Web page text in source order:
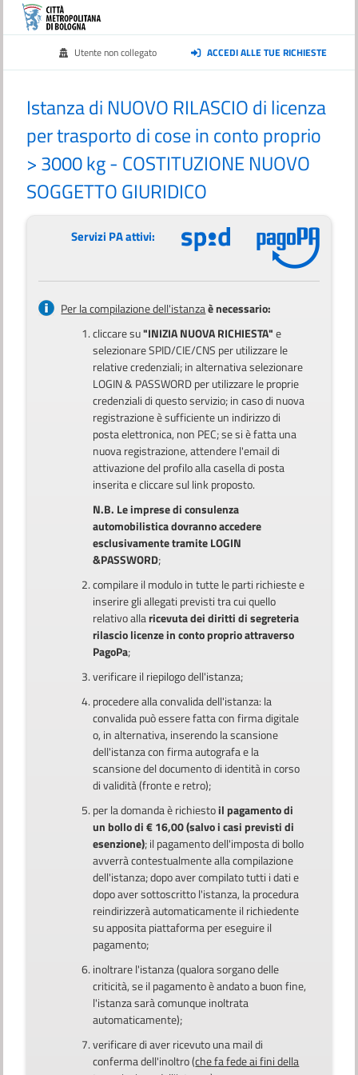
Utente non collegato ACCEDI ALLE TUE RICHIESTE
Istanza di NUOVO RILASCIO di licenza
per trasporto di cose in conto proprio
> 3000 kg - COSTITUZIONE NUOVO
SOGGETTO GIURIDICO
Servizi PA attivi:
Per la compilazione dell'istanzaè necessario:
cliccare su"INIZIA NUOVA RICHIESTA"e
selezionare SPID/CIE/CNS per utilizzare le
relative credenziali; in alternativa selezionare
LOGIN & PASSWORD per utilizzare le proprie
credenziali di questo servizio; in caso di nuova
registrazione è sufficiente un indirizzo di
posta elettronica, non PEC; se si è fatta una
nuova registrazione, attendere l'email di
attivazione del profilo alla casella di posta
inserita e cliccare sul link proposto.
N.B. Le imprese di consulenza
automobilistica dovranno accedere
esclusivamente tramite LOGIN
&PASSWORD;
compilare il modulo in tutte le parti richieste e
inserire gli allegati previsti tra cui quello
relativo allaricevuta dei diritti di segreteria
rilascio licenze in conto proprio attraverso
PagoPa;
verificare il riepilogo dell'istanza;
procedere alla convalida dell'istanza: la
convalida può essere fatta con firma digitale
o, in alternativa, inserendo la scansione
dell'istanza con firma autografa e la
scansione del documento di identità in corso
di validità (fronte e retro);
per la domanda è richiestoil pagamento di
un bollo di € 16,00 (salvo i casi previsti di
esenzione); il pagamento dell'imposta di bollo
avverrà contestualmente alla compilazione
dell'istanza; dopo aver compilato tutti i dati e
dopo aver sottoscritto l'istanza, la procedura
reindirizzerà automaticamente il richiedente
su apposita piattaforma per eseguire il
pagamento;
inoltrare l'istanza (qualora sorgano delle
criticità, se il pagamento è andato a buon fine,
l'istanza sarà comunque inoltrata
automaticamente);
verificare di aver ricevuto una mail di
conferma dell'inoltro (che fa fede ai fini della